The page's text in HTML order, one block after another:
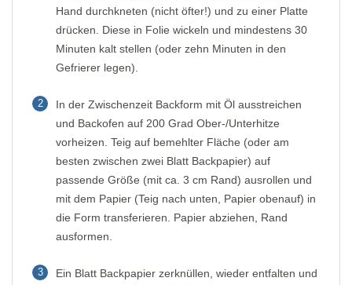
Hand durchkneten (nicht öfter!) und zu einer Platte
drücken. Diese in Folie wickeln und mindestens 30
Minuten kalt stellen (oder zehn Minuten in den
Gefrierer legen).
2
In der Zwischenzeit Backform mit Öl ausstreichen
und Backofen auf 200 Grad Ober-/Unterhitze
vorheizen. Teig auf bemehlter Fläche (oder am
besten zwischen zwei Blatt Backpapier) auf
passende Größe (mit ca. 3 cm Rand) ausrollen und
mit dem Papier (Teig nach unten, Papier obenauf) in
die Form transferieren. Papier abziehen, Rand
ausformen.
3
Ein Blatt Backpapier zerknüllen, wieder entfalten und